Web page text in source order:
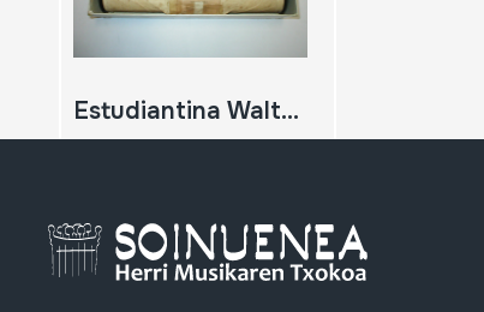
Estudiantina Waltz; Waldteufel